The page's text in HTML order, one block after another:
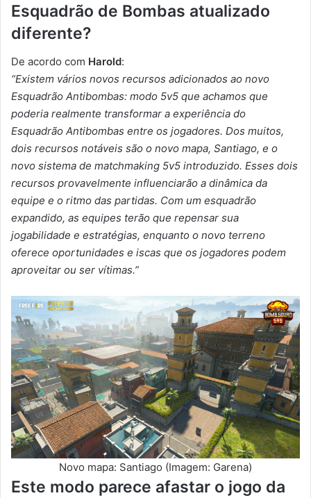
Esquadrão de Bombas atualizado
diferente?
De acordo com Harold:
“Existem vários novos recursos adicionados ao novo
Esquadrão Antibombas: modo 5v5 que achamos que
poderia realmente transformar a experiência do
Esquadrão Antibombas entre os jogadores. Dos muitos,
dois recursos notáveis ​​são o novo mapa, Santiago, e o
novo sistema de matchmaking 5v5 introduzido. Esses dois
recursos provavelmente influenciarão a dinâmica da
equipe e o ritmo das partidas. Com um esquadrão
expandido, as equipes terão que repensar sua
jogabilidade e estratégias, enquanto o novo terreno
oferece oportunidades e iscas que os jogadores podem
aproveitar ou ser vítimas.”
Novo mapa: Santiago (Imagem: Garena)
Este modo parece afastar o jogo da